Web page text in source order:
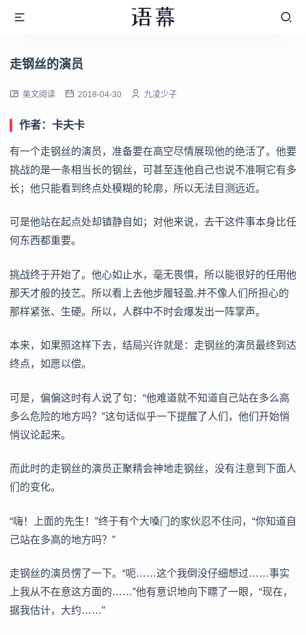
走钢丝的演员
美文阅读 2018-04-30 九凌少子
作者：卡夫卡
有一个走钢丝的演员，准备要在高空尽情展现他的绝活了。他要
挑战的是一条相当长的钢丝，可甚至连他自己也说不准啊它有多
长；他只能看到终点处模糊的轮廓，所以无法目测远近。
可是他站在起点处却镇静自如；对他来说，去干这件事本身比任
何东西都重要。
挑战终于开始了。他心如止水，毫无畏惧，所以能很好的任用他
那天才般的技艺。所以看上去他步履轻盈,并不像人们所担心的
那样紧张、生硬。所以，人群中不时会爆发出一阵掌声。
本来，如果照这样下去，结局兴许就是：走钢丝的演员最终到达
终点，如愿以偿。
可是，偏偏这时有人说了句：“他难道就不知道自己站在多么高
多么危险的地方吗？”这句话似乎一下提醒了人们，他们开始悄
悄议论起来。
而此时的走钢丝的演员正聚精会神地走钢丝，没有注意到下面人
们的变化。
“嗨！上面的先生！”终于有个大嗓门的家伙忍不住问，“你知道自
己站在多高的地方吗？”
走钢丝的演员愣了一下。“呃……这个我倒没仔细想过……事实
上我从不在意这方面的……”他有意识地向下瞟了一眼，“现在，
据我估计，大约……”